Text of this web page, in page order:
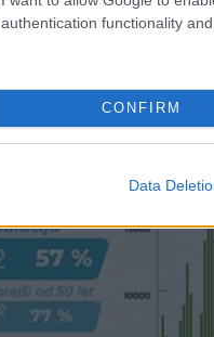
authentication functionality
CONFIRM
Data